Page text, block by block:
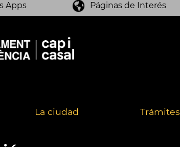
Apps Páginas de Interés
La ciudad Trámites